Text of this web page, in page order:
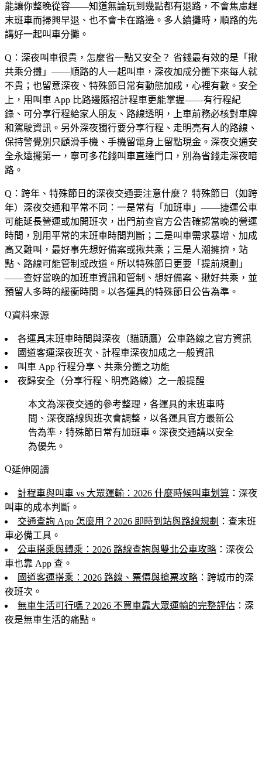
能讓你整晚從容——知道無論玩到幾點都有退路，不會焦慮趕
末班車而掃興早退、也不會卡在路邊。多人續攤時，順路的先
講好一起叫車分攤。
Q：深夜叫車很貴，怎麼省一點又安全？ 省錢最有效的是「揪
共乘分攤」——順路的人一起叫車，深夜加成分攤下來每人就
不貴；也留意深夜、特殊節日常有動態加成，心裡有數。安全
上，用叫車 App 比路邊隨招計程車更能掌握——有行程紀
錄、可分享行程給家人朋友、路線透明，上車前務必核對車牌
和駕駛資訊。另外深夜獨行要分享行程、走明亮有人的路線、
保持警覺別只顧滑手機、手機留電身上留點現金。深夜交通安
全永遠擺第一，寧可多花錢叫車直達門口，別為省錢走深夜暗
路。
Q：跨年、特殊節日的深夜交通要注意什麼？ 特殊節日（如跨
年）深夜交通和平常不同：一是常有「加班車」——捷運公車
可能延長營運或加開班次，出門前查官方公告確認當晚的營運
時間，別用平常的末班車時間判斷；二是叫車需求暴增、加成
高又難叫，最好事先想好備案或揪共乘；三是人潮擁擠，站
點、路線可能管制或改道。所以特殊節日更要「提前規劃」
——查好當晚的加班車資訊和管制、想好備案、揪好共乘，並
預留人多時的緩衝時間。以各運具的特殊節日公告為準。
資料來源
各運具末班車時間與深夜（貓頭鷹）公車路線之官方資訊
國道客運深夜班次、計程車深夜加成之一般資訊
叫車 App 行程分享、共乘分攤之功能
夜歸安全（分享行程、明亮路線）之一般提醒
本文為深夜交通的參考整理，各運具的末班車時
間、深夜路線與班次會調整，以各運具官方最新公
告為準，特殊節日常有加班車。深夜交通請以安全
為優先。
延伸閱讀
計程車與叫車 vs 大眾運輸：2026 什麼時候叫車划算 ：深夜
叫車的成本判斷。
交通查詢 App 怎麼用？2026 即時到站與路線規劃 ：查末班
車必備工具。
公車搭乘與轉乘：2026 路線查詢與雙北公車攻略 ：深夜公
車也靠 App 查。
國道客運搭乘：2026 路線、票價與搶票攻略 ：跨城市的深
夜班次。
無車生活可行嗎？2026 不買車靠大眾運輸的完整評估 ：深
夜是無車生活的痛點。